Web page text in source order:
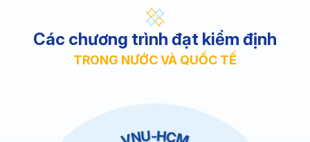
Các chương trình đạt kiểm định
TRONG NƯỚC VÀ QUỐC TẾ